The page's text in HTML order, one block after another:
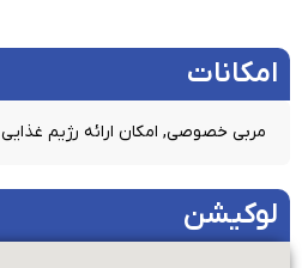
امکانات​
مربی خصوصی, امکان ارائه رژیم غذایی
لوکیشن